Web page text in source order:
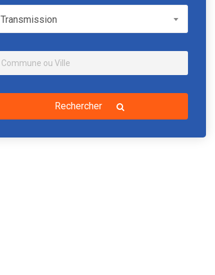
TransmissionTransmission
Rechercher